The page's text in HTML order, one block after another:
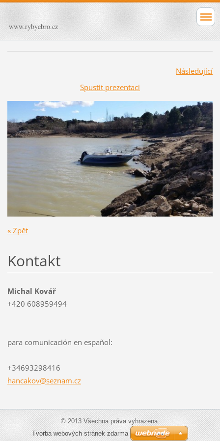
www.rybyebro.cz
Následující
Spustit prezentaci
« Zpět
Kontakt
Michal Kovář
+420 608959494
para comunicación en español:
+34693298416
hancakov@seznam.cz
© 2013 Všechna práva vyhrazena.
Tvorba webových stránek zdarma